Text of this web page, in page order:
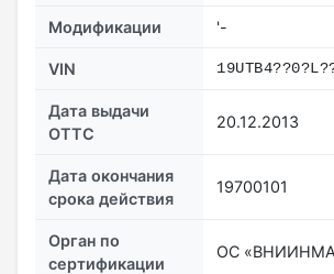
Модификации '-
VIN
Дата выдачи
ОТТС
20.12.2013
Дата окончания
срока действия
19700101
Орган по
сертификации
ОС